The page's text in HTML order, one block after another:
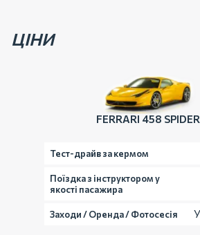
ЦІНИ
FERRARI 458 SPIDER
Тест-драйв за кермом
Поїздка з інструктором у
якості пасажира
Заходи / Оренда / Фотосесія